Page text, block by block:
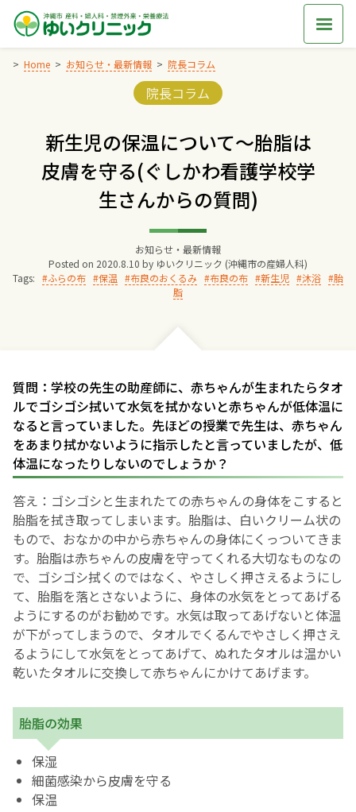
Skip
content
Home お知らせ・最新情報 院長コラム
Categories:
院長コラム
新生児の保温について～胎脂は
皮膚を守る(ぐしかわ看護学校学
生さんからの質問)
お知らせ・最新情報
Posted on 2020.8.10 by ゆいクリニック (沖縄市の産婦人科)
Tags:
ふらの布 保温 布良のおくるみ 布良の布 新生児 沐浴
胎
脂
質問：学校の先生の助産師に、赤ちゃんが生まれたらタオ
ルでゴシゴシ拭いて水気を拭かないと赤ちゃんが低体温に
なると言っていました。先ほどの授業で先生は、赤ちゃん
をあまり拭かないように指示したと言っていましたが、低
体温になったりしないのでしょうか？
答え：ゴシゴシと生まれたての赤ちゃんの身体をこすると
胎脂を拭き取ってしまいます。胎脂は、白いクリーム状の
もので、おなかの中から赤ちゃんの身体にくっついてきま
す。胎脂は赤ちゃんの皮膚を守ってくれる大切なものなの
で、ゴシゴシ拭くのではなく、やさしく押さえるようにし
て、胎脂を落とさないように、身体の水気をとってあげる
ようにするのがお勧めです。水気は取ってあげないと体温
が下がってしまうので、タオルでくるんでやさしく押さえ
るようにして水気をとってあげて、ぬれたタオルは温かい
乾いたタオルに交換して赤ちゃんにかけてあげます。
胎脂の効果
保湿
細菌感染から皮膚を守る
保温
交通アクセス
院長からのごあいさつ
ゆいクリニックの経営理念
診療料金
妊婦健診
お産について
親と子の結びつき支援
母乳育児
予防接種
その他の診療内容
‘さんルーム’ でさまざまな講座・クラス
遠方にお住まいで当院での出産を希望される方へ
医師プロフィール